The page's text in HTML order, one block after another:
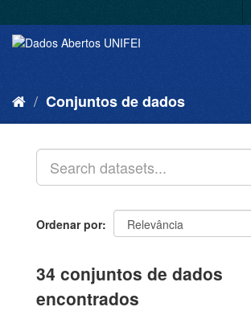
Conjuntos de dados
Ordenar por
34 conjuntos de dados
encontrados